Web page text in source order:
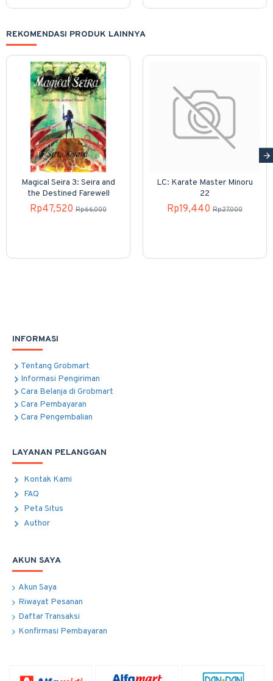
REKOMENDASI PRODUK LAINNYA
Magical Seira 3: Seira and
the Destined Farewell
Rp47,520 Rp66,000
LC: Karate Master Minoru
22
Rp19,440 Rp27,000
INFORMASI
Tentang Grobmart
Informasi Pengiriman
Cara Belanja di Grobmart
Cara Pembayaran
Cara Pengembalian
LAYANAN PELANGGAN
Kontak Kami
FAQ
Peta Situs
Author
AKUN SAYA
Akun Saya
Riwayat Pesanan
Daftar Transaksi
Konfirmasi Pembayaran